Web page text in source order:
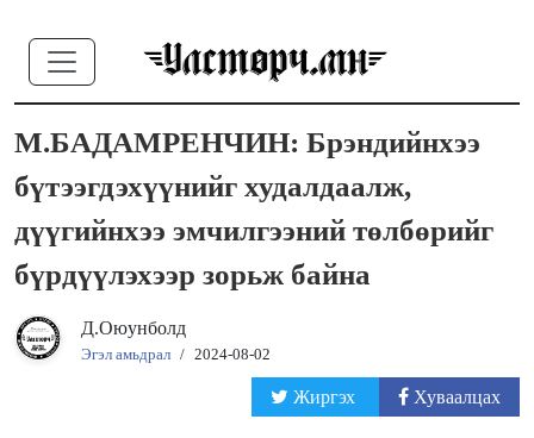
М.БАДАМРЕНЧИН: Брэндийнхээ
бүтээгдэхүүнийг худалдаалж,
дүүгийнхээ эмчилгээний төлбөрийг
бүрдүүлэхээр зорьж байна
Д.Оюунболд
Эгэл амьдрал / 2024-08-02
Жиргэх Хуваалцах